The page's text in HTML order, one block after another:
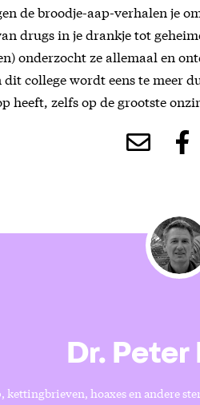
de broodje-aap-verhalen je
drugs in je drankje tot
onderzocht ze allemaal en
college wordt eens te meer
heeft, zelfs op de grootste
Dr. Peter
kettingbrieven, hoaxes en andere